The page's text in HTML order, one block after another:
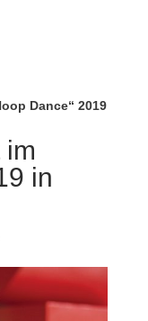
Dance“ 2019
im
in